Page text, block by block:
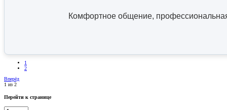
Комфортное общение,
1
2
Вперёд
1 из 2
Перейти к странице